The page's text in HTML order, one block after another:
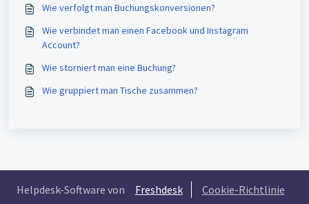
Wie verfolgt man Buchungskonversionen?
Wie verbindet man einen Facebook und Instagram
Account?
Wie storniert man eine Buchung?
Wie gruppiert man Tische zusammen?
Helpdesk-Software von Freshdesk Cookie-Richtlinie